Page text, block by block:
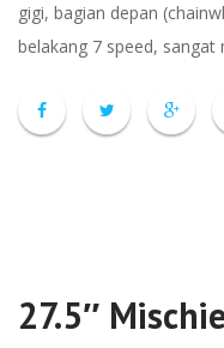
gigi, bagian depan
belakang 7 speed,
27.5″